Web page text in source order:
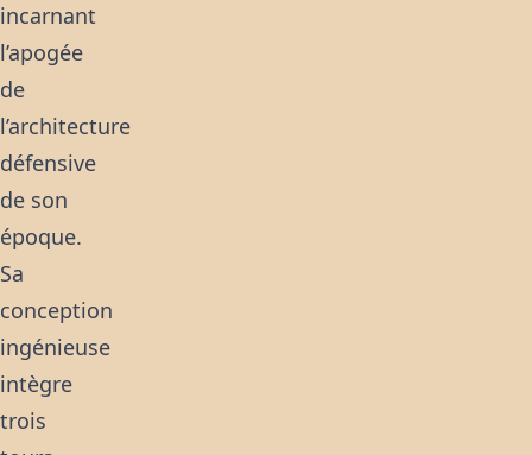
incarnant
l’apogée
de
l’architecture
défensive
de son
époque.
Sa
conception
ingénieuse
intègre
trois